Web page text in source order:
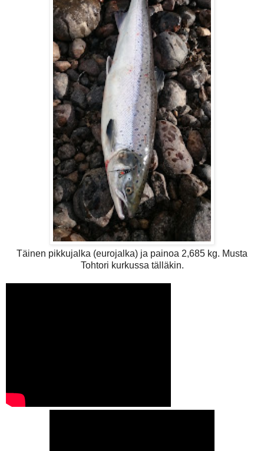
Täinen pikkujalka (eurojalka) ja painoa 2,685 kg. Musta
Tohtori kurkussa tälläkin.